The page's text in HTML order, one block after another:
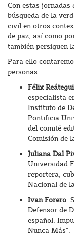
Con estas
búsqueda de la
civil en otros
de paz, así como
también persiguen
Para ello
personas:
Félix
especialista
Instituto de
Pontificia
del comité
Comisión de
Juliana Dal
Universidad
reportera,
Nacional de
Ivan Forero.
Defensor de
español.
Nunca Más".